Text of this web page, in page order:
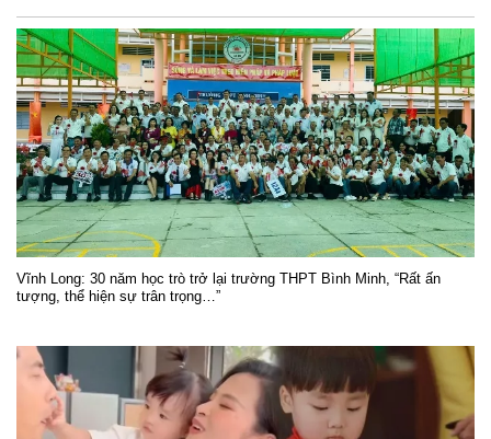
Vĩnh Long: 30 năm học trò trở lại trường THPT Bình Minh, “Rất ấn
tượng, thể hiện sự trân trọng…”